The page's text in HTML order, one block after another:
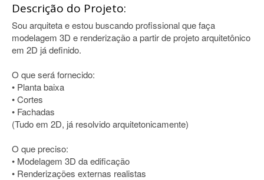
Descrição do Projeto:
Sou arquiteta e estou buscando profissional que faça
modelagem 3D e renderização a partir de projeto arquitetônico
em 2D já definido.
O que será fornecido:
• Planta baixa
• Cortes
• Fachadas
(Tudo em 2D, já resolvido arquitetonicamente)
O que preciso:
• Modelagem 3D da edificação
• Renderizações externas realistas